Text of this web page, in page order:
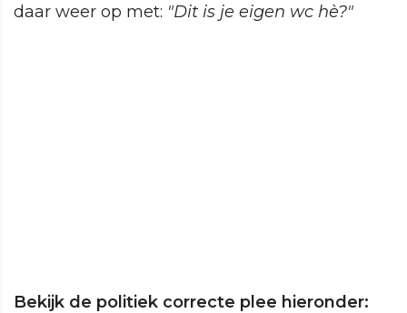
daar weer op met: "Dit is je eigen wc hè?"
Bekijk de politiek correcte plee hieronder: